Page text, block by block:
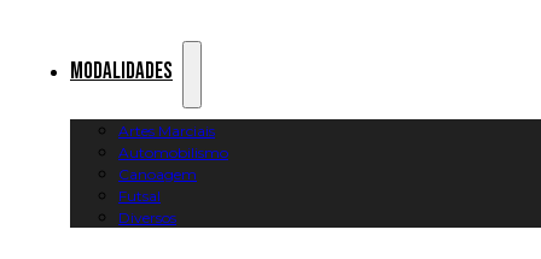
Modalidades
Artes Marciais
Automobilismo
Canoagem
Futsal
Diversos